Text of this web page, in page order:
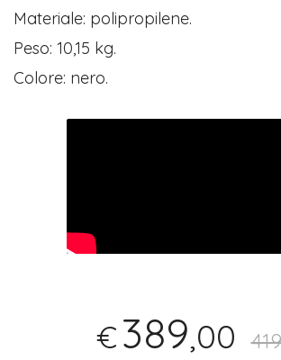
Materiale: polipropilene.
Peso: 10,15 kg.
Colore: nero.
€389,00